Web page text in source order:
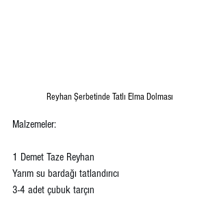
Reyhan Şerbetinde Tatlı Elma Dolması
Malzemeler:
1 Demet Taze Reyhan
Yarım su bardağı tatlandırıcı
3-4 adet çubuk tarçın